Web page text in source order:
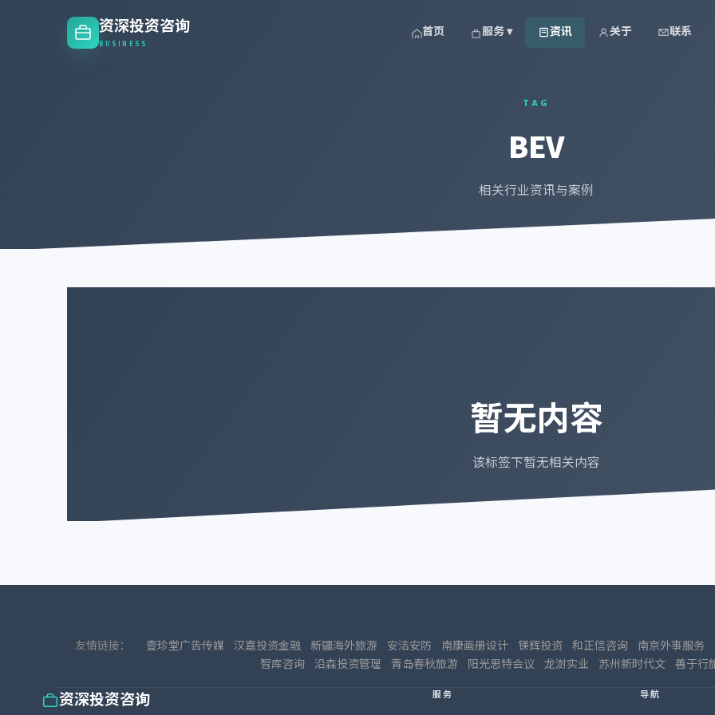
资深投资咨询
BUSINESS
首页 服务 ▾ 资讯 关于 联系
TAG
BEV
相关行业资讯与案例
暂无内容
该标签下暂无相关内容
友情链接： 壹珍堂广告传媒 汉嘉投资金融 新疆海外旅游 安洁安防 南康画册设计 镁辉投资 和正信咨询 南京外事服务
智库咨询
沿森投资管理 青岛春秋旅游 阳光思特会议 龙澍实业 苏州新时代文 善于行
资深投资咨询 服务 导航